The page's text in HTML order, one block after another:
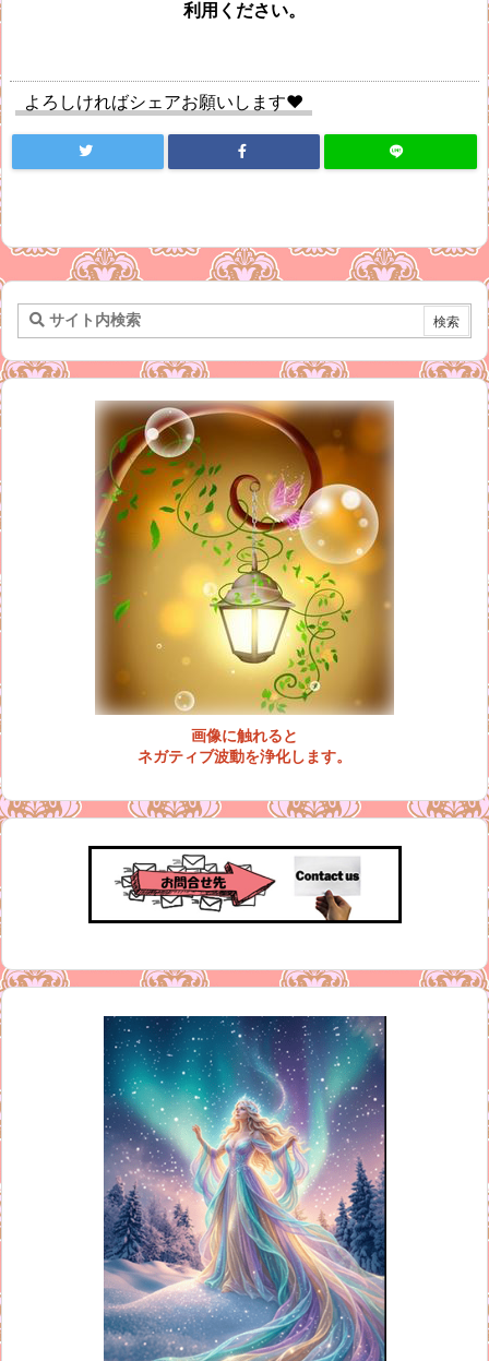
利用ください。
よろしければシェアお願いします♥
画像に触れると
ネガティブ波動を浄化します。